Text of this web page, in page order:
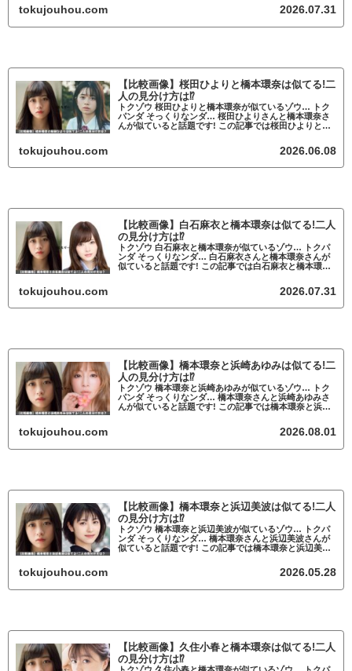
tokujouhou.com 2026.07.31
【比較画像】桜田ひよりと橋本環奈は似てる!二
人の見分け方は⁉
トクゾウ 桜田ひよりと橋本環奈が似ているゾウ… トク
パンダ そっくりなンダ… 桜田ひよりさんと橋本環奈さ
んが似ていると話題です! この記事では桜田ひよりと橋
tokujouhou.com 2026.06.08
【比較画像】白石麻衣と橋本環奈は似てる!二人
の見分け方は⁉
トクゾウ 白石麻衣と橋本環奈が似ているゾウ… トクパ
ンダ そっくりなンダ… 白石麻衣さんと橋本環奈さんが
似ていると話題です! この記事では白石麻衣と橋本環奈
tokujouhou.com 2026.07.31
【比較画像】橋本環奈と浜崎あゆみは似てる!二
人の見分け方は⁉
トクゾウ 橋本環奈と浜崎あゆみが似ているゾウ… トク
パンダ そっくりなンダ… 橋本環奈さんと浜崎あゆみさ
んが似ていると話題です! この記事では橋本環奈と浜崎
tokujouhou.com 2026.08.01
【比較画像】橋本環奈と浜辺美波は似てる!二人
の見分け方は⁉
トクゾウ 橋本環奈と浜辺美波が似ているゾウ… トクパ
ンダ そっくりなンダ… 橋本環奈さんと浜辺美波さんが
似ていると話題です! この記事では橋本環奈と浜辺美波
tokujouhou.com 2026.05.28
【比較画像】久住小春と橋本環奈は似てる!二人
の見分け方は⁉